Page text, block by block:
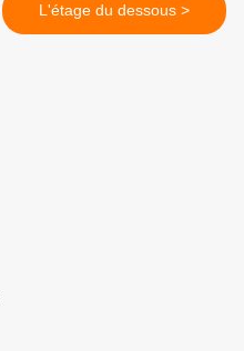
L'étage du dessous >